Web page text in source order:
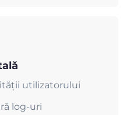
utilizatorului
log-uri